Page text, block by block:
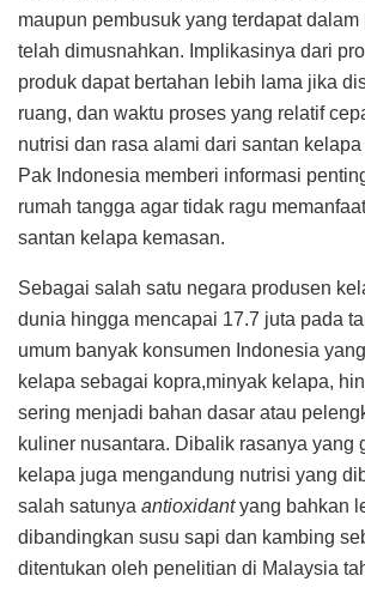
maupun pembusuk yang terdapat dalam
telah dimusnahkan. Implikasinya dari
produk dapat bertahan lebih lama jika
ruang, dan waktu proses yang relatif
nutrisi dan rasa alami dari santan kelapa
Pak Indonesia memberi informasi
rumah tangga agar tidak ragu
santan kelapa kemasan.
Sebagai salah satu negara produsen
dunia hingga mencapai 17.7 juta pada
umum banyak konsumen Indonesia
kelapa sebagai kopra,minyak kelapa,
sering menjadi bahan dasar atau
kuliner nusantara. Dibalik rasanya yang
kelapa juga mengandung nutrisi yang
salah satunya antioxidantyang bahkan
dibandingkan susu sapi dan kambing
ditentukan oleh penelitian di Malaysia